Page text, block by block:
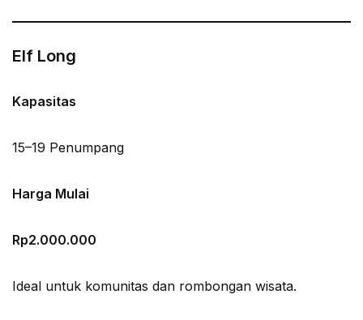
Elf Long
Kapasitas
15–19 Penumpang
Harga Mulai
Rp2.000.000
Ideal untuk komunitas dan rombongan wisata.